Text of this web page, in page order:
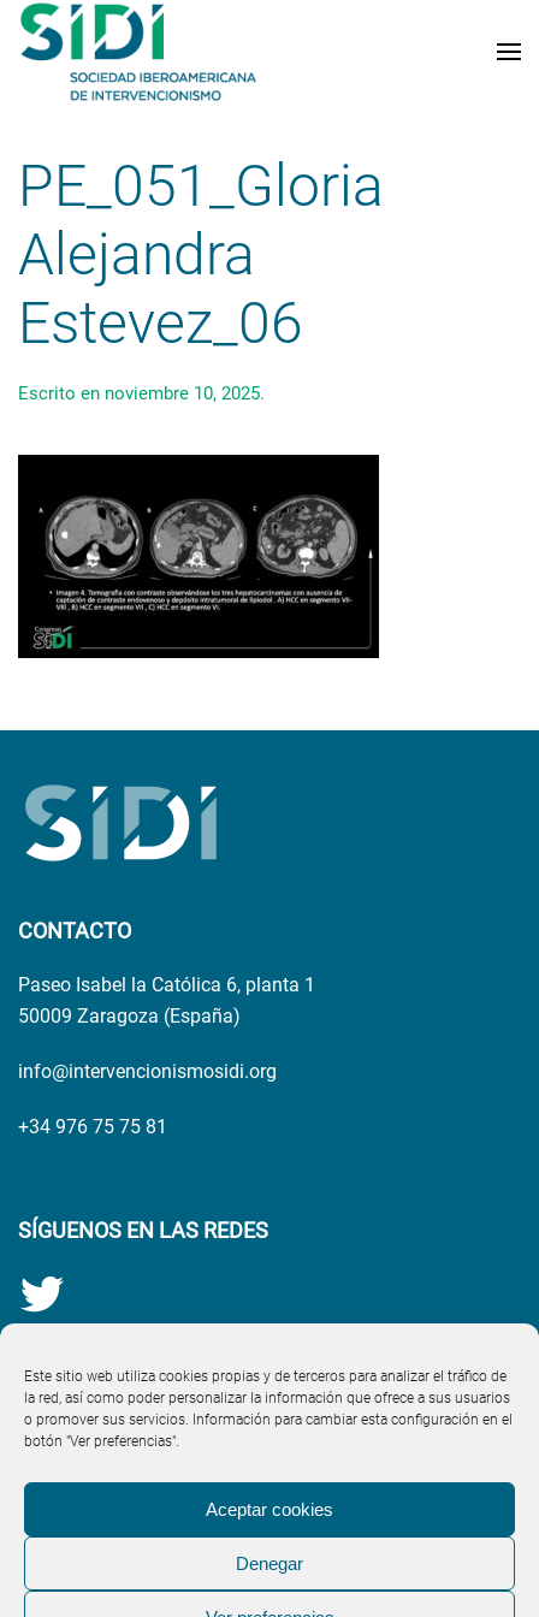
Este sitio web utiliza cookies propias y de terceros para analizar el tráfico de
la red, así como poder personalizar la información que ofrece a sus usuarios
o promover sus servicios. Información para cambiar esta configuración en el
botón "Ver preferencias".
Aceptar cookies
Denegar
Skip to main content
PE_051_Gloria
Alejandra
Estevez_06
Escrito en noviembre 10, 2025.
CONTACTO
Paseo Isabel la Católica 6, planta 1
50009 Zaragoza (España)
info@intervencionismosidi.org
+34 976 75 75 81
SÍGUENOS EN LAS REDES
Aviso Legal·Política de Cookies (UE)·Política de